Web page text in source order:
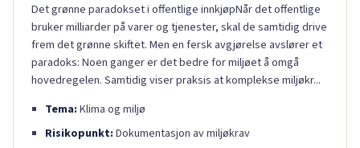
Det grønne paradokset i offentlige innkjøpNår det offentlige
bruker milliarder på varer og tjenester, skal de samtidig drive
frem det grønne skiftet. Men en fersk avgjørelse avslører et
paradoks: Noen ganger er det bedre for miljøet å omgå
hovedregelen. Samtidig viser praksis at komplekse miljøkr...
Tema: Klima og miljø
Risikopunkt: Dokumentasjon av miljøkrav